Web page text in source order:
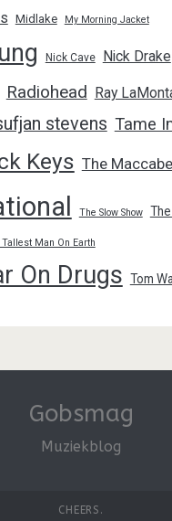
Midlake My Morning Jacket
Nick Cave Nick Drake
Radiohead Ray
stevens Tame
Keys The
The Slow Show
Man On Earth
On Drugs Tom
Gobsmag
Muziekblog
CHEERS.